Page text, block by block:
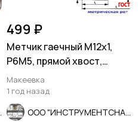
499 ₽
Метчик гаечный М12х1,
Р6М5, прямой хвост,
180/20 мм, мелкий шаг,
СССР.
Макеевка
1 год назад